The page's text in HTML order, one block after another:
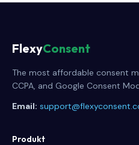
FlexyConsent
The most affordable consent
CCPA, and Google Consent
Email:
Produkt